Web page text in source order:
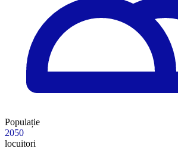
Populație
2050
locuitori